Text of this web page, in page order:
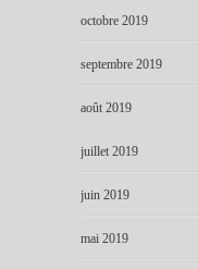
octobre 2019
septembre 2019
août 2019
juillet 2019
juin 2019
mai 2019